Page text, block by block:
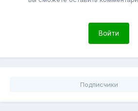
Войти
Подписчики